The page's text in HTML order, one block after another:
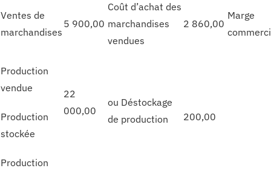
Ventes de
marchandises
5 900,00
Coût d’achat des
marchandises
vendues
2 860,00
Marge
Production
vendue
Production
stockée
Production
22
000,00
ou Déstockage
de production
200,00